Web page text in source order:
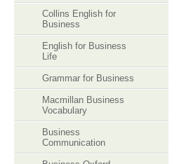
Collins English for
Business
English for Business
Life
Grammar for Business
Macmillan Business
Vocabulary
Business
Communication